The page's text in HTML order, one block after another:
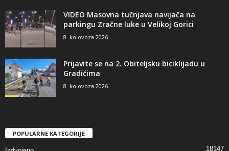
VIDEO Masovna tučnjava navijača na
parkingu Zračne luke u Velikoj Gorici
8. kolovoza 2026
Prijavite se na 2. Obiteljsku biciklijadu u
Gradićima
8. kolovoza 2026
POPULARNE KATEGORIJE
18147